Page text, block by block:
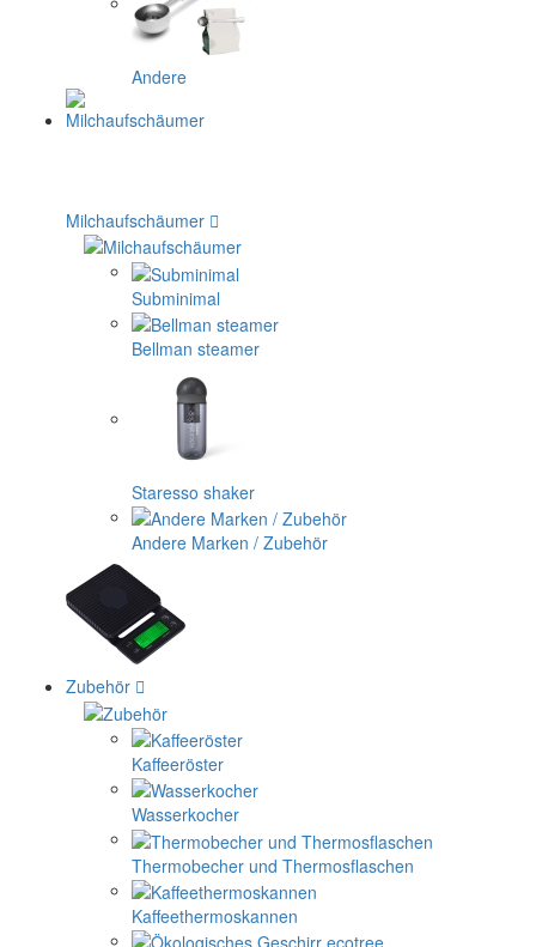
Andere
Milchaufschäumer
Subminimal
Bellman steamer
Staresso shaker
Andere Marken / Zubehör
Zubehör
Kaffeeröster
Wasserkocher
Thermobecher und Thermosflaschen
Kaffeethermoskannen